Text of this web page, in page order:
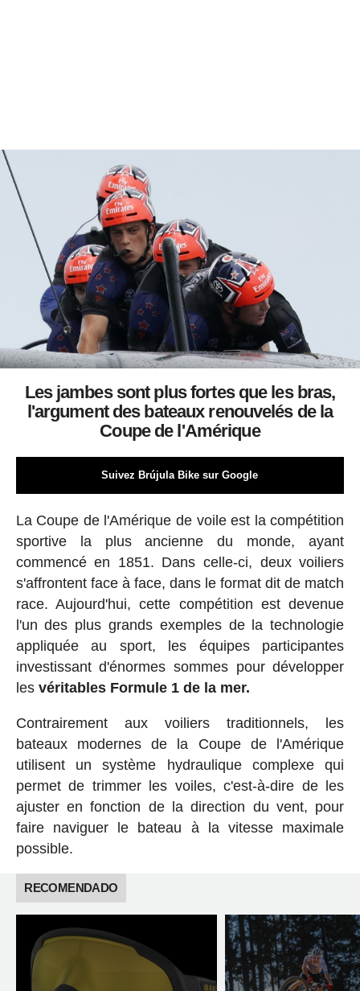
Les jambes sont plus fortes que les bras,
l'argument des bateaux renouvelés de la
Coupe de l'Amérique
Suivez Brújula Bike sur Google
La Coupe de l'Amérique de voile est la compétition
sportive la plus ancienne du monde, ayant
commencé en 1851. Dans celle-ci, deux voiliers
s'affrontent face à face, dans le format dit de match
race. Aujourd'hui, cette compétition est devenue
l'un des plus grands exemples de la technologie
appliquée au sport, les équipes participantes
investissant d'énormes sommes pour développer
les véritables Formule 1 de la mer.
Contrairement aux voiliers traditionnels, les
bateaux modernes de la Coupe de l'Amérique
utilisent un système hydraulique complexe qui
permet de trimmer les voiles, c'est-à-dire de les
ajuster en fonction de la direction du vent, pour
faire naviguer le bateau à la vitesse maximale
possible.
RECOMENDADO